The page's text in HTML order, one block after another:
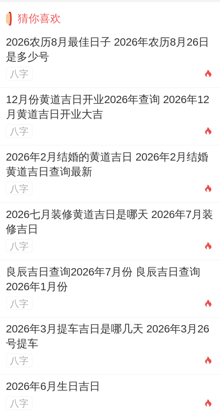
猜你喜欢
2026农历8月最佳日子 2026年农历8月26日
是多少号
八字
12月份黄道吉日开业2026年查询 2026年12
月黄道吉日开业大吉
八字
2026年2月结婚的黄道吉日 2026年2月结婚
黄道吉日查询最新
八字
2026七月装修黄道吉日是哪天 2026年7月装
修吉日
八字
良辰吉日查询2026年7月份 良辰吉日查询
2026年1月份
八字
2026年3月提车吉日是哪几天 2026年3月26
号提车
八字
2026年6月生日吉日
八字